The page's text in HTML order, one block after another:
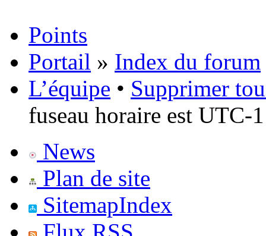
Points
Portail » Index du forum
L’équipe • Supprimer
fuseau horaire est UTC-
News
Plan de site
SitemapIndex